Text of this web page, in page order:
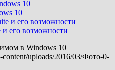
10
его возможности
в Windows 10
uploads/2016/03/Фото-0-